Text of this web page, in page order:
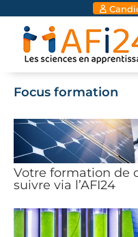
Focus formation
Votre formation de
suivre via l’AFI24